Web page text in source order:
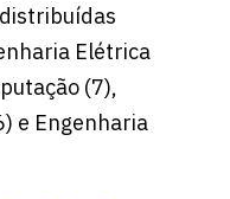
Elétrica
(7),
e Engenharia